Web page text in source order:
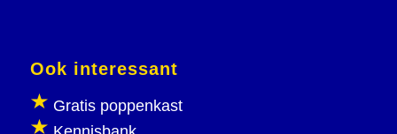
Ook interessant
Gratis poppenkast